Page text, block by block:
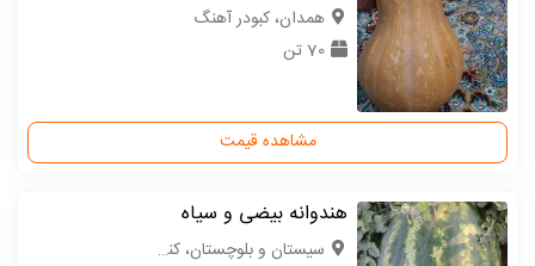
همدان، کبودر آهنگ
70 تن
مشاهده قیمت
هندوانه بیضی و سیاه
سیستان و بلوچستان، کنارک